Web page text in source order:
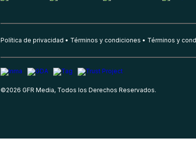
Política de privacidad Términos y condiciones Términos y
©2026 GFR Media, Todos los Derechos Reservados.